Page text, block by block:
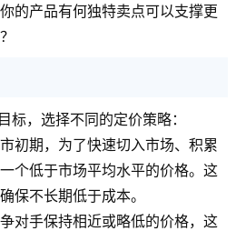
的产品有何独特卖点可以支撑更
标，选择不同的定价策略：
初期，为了快速切入市场、积累
个低于市场平均水平的价格。这
保不长期低于成本。
对手保持相近或略低的价格，这